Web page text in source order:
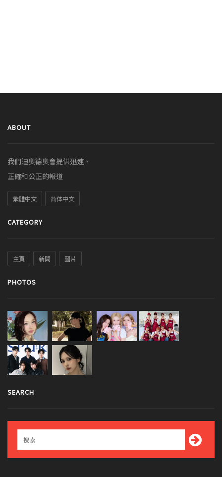
ABOUT
我們迪奧德奧會提供迅速、
正確和公正的報道
繁體中文 简体中文
CATEGORY
主頁 新聞 圖片
PHOTOS
SEARCH